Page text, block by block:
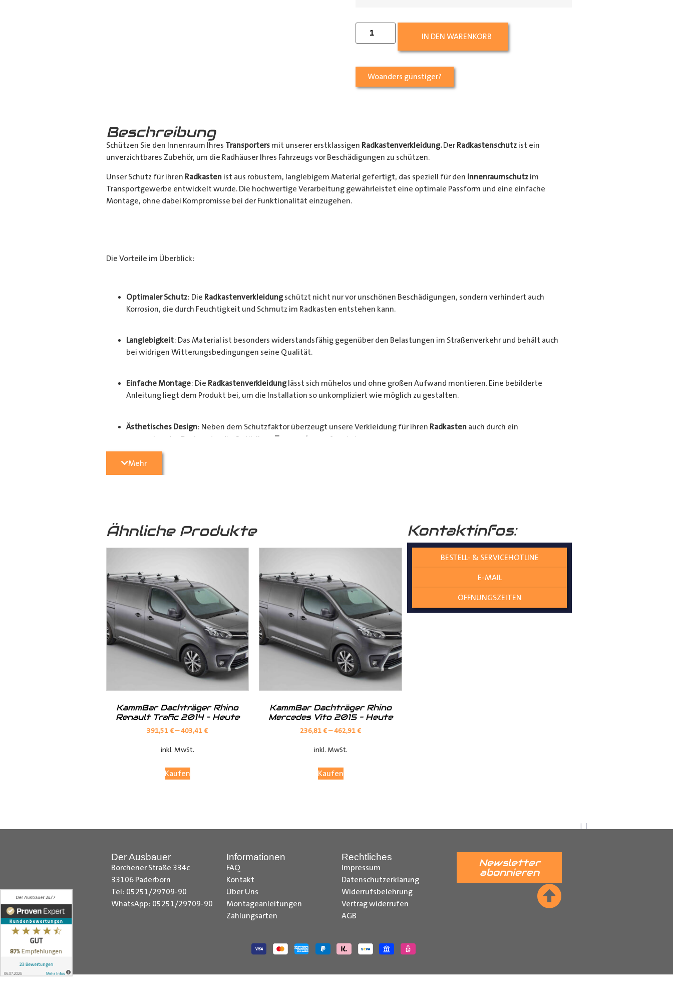
IN DEN WARENKORB
Woanders günstiger?
Beschreibung
Schützen Sie den Innenraum Ihres Transportersmit unserer erstklassigen Radkastenverkleidung.Der Radkastenschutzist ein
unverzichtbares Zubehör, um die Radhäuser Ihres Fahrzeugs vor Beschädigungen zu schützen.
Unser Schutz für ihren Radkastenist aus robustem, langlebigem Material gefertigt, das speziell für den Innenraumschutzim
Transportgewerbe entwickelt wurde. Die hochwertige Verarbeitung gewährleistet eine optimale Passform und eine einfache
Montage, ohne dabei Kompromisse bei der Funktionalität einzugehen.
Die Vorteile im Überblick:
Optimaler Schutz: Die Radkastenverkleidungschützt nicht nur vor unschönen Beschädigungen, sondern verhindert auch
Korrosion, die durch Feuchtigkeit und Schmutz im Radkasten entstehen kann.
Langlebigkeit: Das Material ist besonders widerstandsfähig gegenüber den Belastungen im Straßenverkehr und behält auch
bei widrigen Witterungsbedingungen seine Qualität.
Einfache Montage: Die Radkastenverkleidunglässt sich mühelos und ohne großen Aufwand montieren. Eine bebilderte
Anleitung liegt dem Produkt bei, um die Installation so unkompliziert wie möglich zu gestalten.
Ästhetisches Design: Neben dem Schutzfaktor überzeugt unsere Verkleidung für ihren Radkastenauch durch ein
ansprechendes Design, das die Optik Ihres Transporters aufwertet.
· Kunststoff der Radkastenkontur angepasst
· Metall mit Ablagefach
· Metall mit Ablagefach und Holzschutz zum Laderaum
· Siebdruck in braun oder grau
Sprinter Radkastenschutz, Maxus e-deliver 3 Radkastenschutz, Maxus e-deliver 9 Radkastenschutz, Maxus EV80 Radkastenschutz,
Nissan NV200 Radkastenschutz, Nissan NV250 Radkastenschutz, Nissan NV300 Primastar Radkastenschutz, Nissan NV400 Interstar
Radkastenschutz, Opel Combo Radkastenschutz , Opel Vivaro Radkastenschutz, Opel Movano Radkastenschutz, Peugeot Partner
Radkastenschutz, Peugeot Expert Radkastenschutz, Peugeot Boxer Radkastenschutz, Peugeot Bipper Radkastenschutz, Renault
Kangoo Radkastenschutz, Renault Trafic Radkastenschutz, Renault Master Radkastenschutz, Toyota Proace Radkastenschutz,
Toyota Proace City Radkastenschutz, VW Caddy Cargo Radkastenschutz, VW T6.1 Radkastenschutz, VW ID Cargo Radkastenschutz,
Mehr
Ähnliche Produkte
KammBar Dachträger Rhino
Renault Trafic 2014 – Heute
391,51€–403,41€
inkl. MwSt.
Kaufen
KammBar Dachträger Rhino
Mercedes Vito 2015 – Heute
236,81€–462,91€
inkl. MwSt.
Kaufen
Kontaktinfos:
BESTELL- & SERVICEHOTLINE
E-MAIL
ÖFFNUNGSZEITEN
Der Ausbauer
Borchener Straße 334c
33106 Paderborn
Tel: 05251/29709-90
WhatsApp: 05251/29709-90
Informationen
FAQ
Kontakt
Über Uns
Montageanleitungen
Zahlungsarten
Rechtliches
Impressum
Datenschutzerklärung
Widerrufsbelehrung
Vertrag widerrufen
AGB
Newsletter
abonnieren